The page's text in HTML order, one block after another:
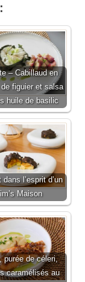
– Cabillaud en
figuier et salsa
huile de basilic
dans l’esprit d’un
Maison
purée de céleri,
caramélisés au